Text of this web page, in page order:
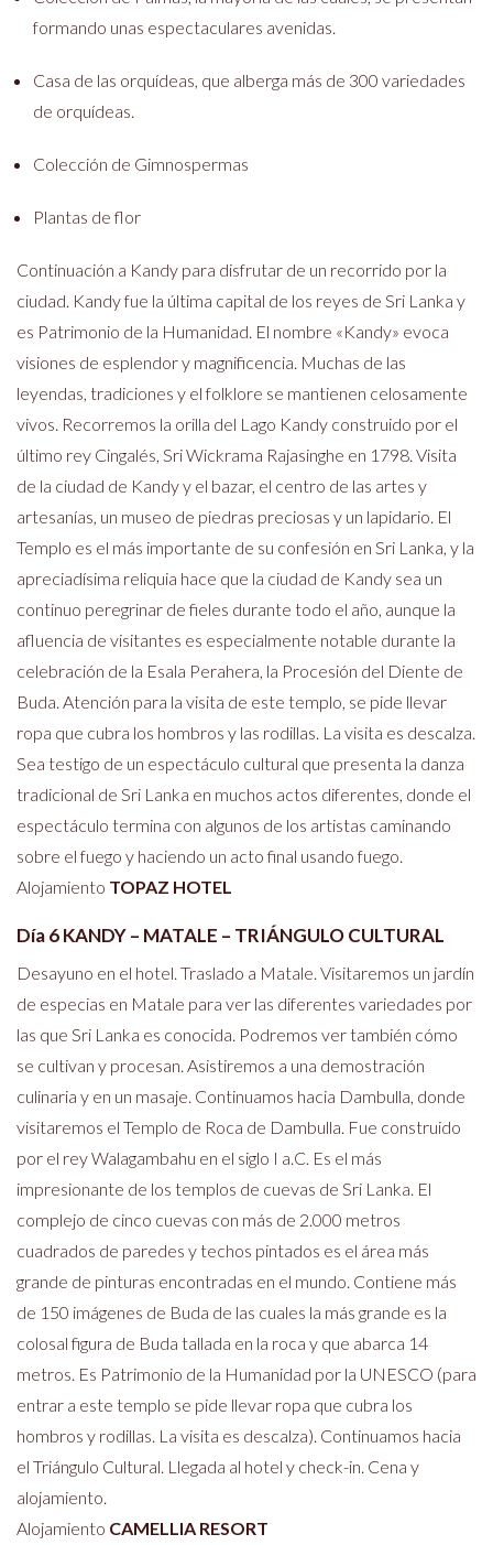
formando unas espectaculares avenidas.
Casa de las orquídeas, que alberga más de 300 variedades
de orquídeas.
Colección de Gimnospermas
Plantas de flor
Continuación a Kandy para disfrutar de un recorrido por la
ciudad. Kandy fue la última capital de los reyes de Sri Lanka y
es Patrimonio de la Humanidad. El nombre «Kandy» evoca
visiones de esplendor y magnificencia. Muchas de las
leyendas, tradiciones y el folklore se mantienen celosamente
vivos. Recorremos la orilla del Lago Kandy construido por el
último rey Cingalés, Sri Wickrama Rajasinghe en 1798. Visita
de la ciudad de Kandy y el bazar, el centro de las artes y
artesanías, un museo de piedras preciosas y un lapidario. El
Templo es el más importante de su confesión en Sri Lanka, y la
apreciadísima reliquia hace que la ciudad de Kandy sea un
continuo peregrinar de fieles durante todo el año, aunque la
afluencia de visitantes es especialmente notable durante la
celebración de la Esala Perahera, la Procesión del Diente de
Buda. Atención para la visita de este templo, se pide llevar
ropa que cubra los hombros y las rodillas. La visita es descalza.
Sea testigo de un espectáculo cultural que presenta la danza
tradicional de Sri Lanka en muchos actos diferentes, donde el
espectáculo termina con algunos de los artistas caminando
sobre el fuego y haciendo un acto final usando fuego.
Alojamiento TOPAZ HOTEL
Día 6 KANDY – MATALE – TRIÁNGULO CULTURAL
Desayuno en el hotel. Traslado a Matale. Visitaremos un jardín
de especias en Matale para ver las diferentes variedades por
las que Sri Lanka es conocida. Podremos ver también cómo
se cultivan y procesan. Asistiremos a una demostración
culinaria y en un masaje. Continuamos hacia Dambulla, donde
visitaremos el Templo de Roca de Dambulla. Fue construido
por el rey Walagambahu en el siglo I a.C. Es el más
impresionante de los templos de cuevas de Sri Lanka. El
complejo de cinco cuevas con más de 2.000 metros
cuadrados de paredes y techos pintados es el área más
grande de pinturas encontradas en el mundo. Contiene más
de 150 imágenes de Buda de las cuales la más grande es la
colosal figura de Buda tallada en la roca y que abarca 14
metros. Es Patrimonio de la Humanidad por la UNESCO (para
entrar a este templo se pide llevar ropa que cubra los
hombros y rodillas. La visita es descalza). Continuamos hacia
el Triángulo Cultural. Llegada al hotel y check-in. Cena y
alojamiento.
Alojamiento CAMELLIA RESORT